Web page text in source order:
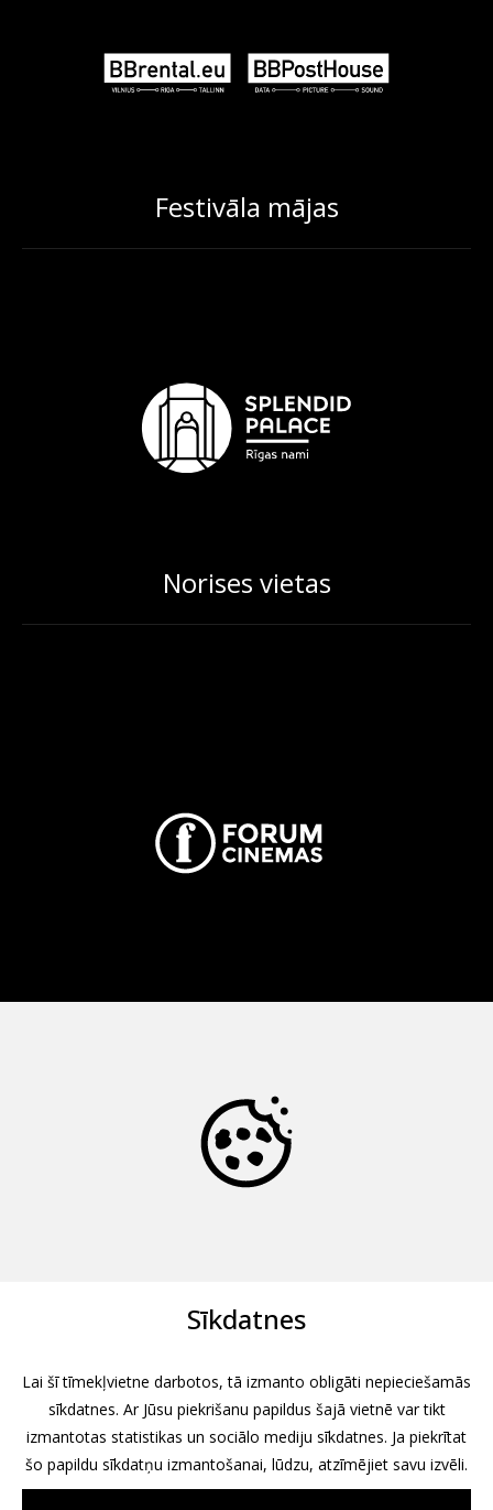
Festivāla mājas
Norises vietas
Sīkdatnes
Lai šī tīmekļvietne darbotos, tā izmanto obligāti nepieciešamās
sīkdatnes. Ar Jūsu piekrišanu papildus šajā vietnē var tikt
izmantotas statistikas un sociālo mediju sīkdatnes. Ja piekrītat
šo papildu sīkdatņu izmantošanai, lūdzu, atzīmējiet savu izvēli.